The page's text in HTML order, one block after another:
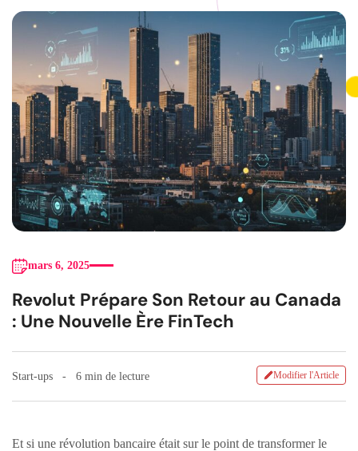
mars 6, 2025
Revolut Prépare Son Retour au Canada
: Une Nouvelle Ère FinTech
Start-ups 6 min de lecture Modifier l'Article
Et si une révolution bancaire était sur le point de transformer le